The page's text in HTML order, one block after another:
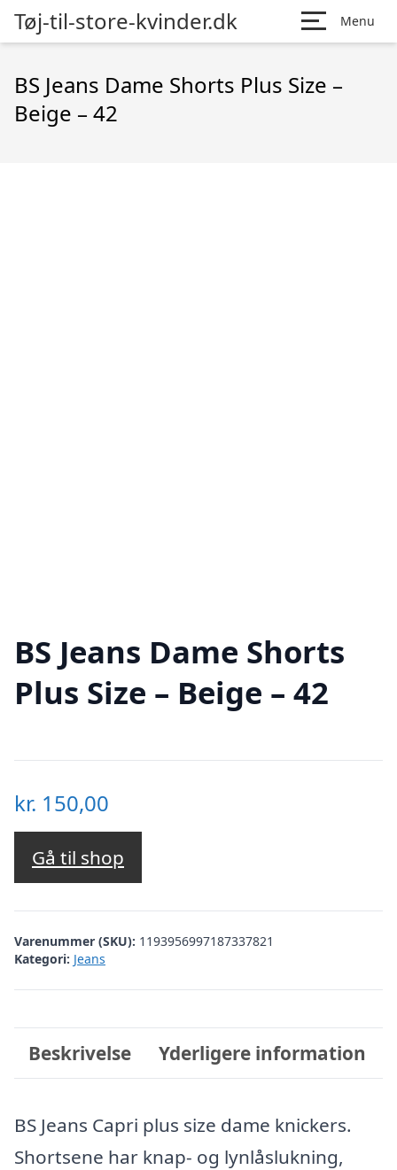
Tøj-til-store-kvinder.dk Menu
BS Jeans Dame Shorts Plus Size –
Beige – 42
BS Jeans Dame Shorts
Plus Size – Beige – 42
kr. 150,00
Gå til shop
Varenummer (SKU): 1193956997187337821
Kategori: Jeans
Beskrivelse Yderligere information
BS Jeans Capri plus size dame knickers.
Shortsene har knap- og lynlåslukning,